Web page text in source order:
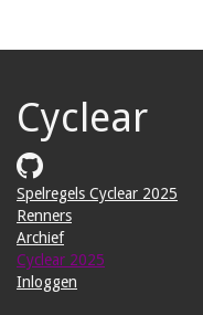
Cyclear
Spelregels Cyclear 2025
Renners
Archief
Cyclear 2025
Inloggen